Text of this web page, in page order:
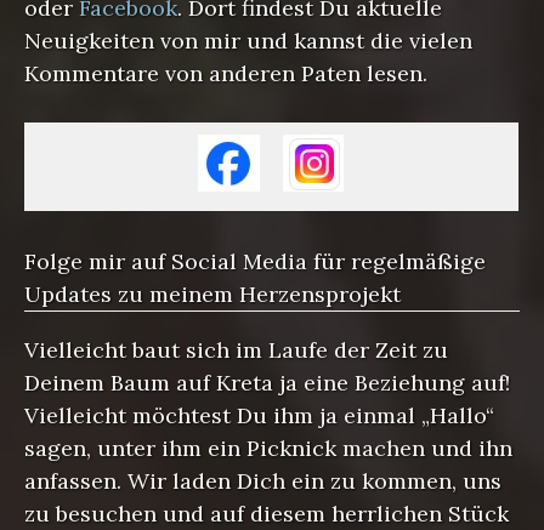
oder Facebook. Dort findest Du aktuelle
Neuigkeiten von mir und kannst die vielen
Kommentare von anderen Paten lesen.
Folge mir auf Social Media für regelmäßige
Updates zu meinem Herzensprojekt
Vielleicht baut sich im Laufe der Zeit zu
Deinem Baum auf Kreta ja eine Beziehung auf!
Vielleicht möchtest Du ihm ja einmal „Hallo“
sagen, unter ihm ein Picknick machen und ihn
anfassen. Wir laden Dich ein zu kommen, uns
zu besuchen und auf diesem herrlichen Stück